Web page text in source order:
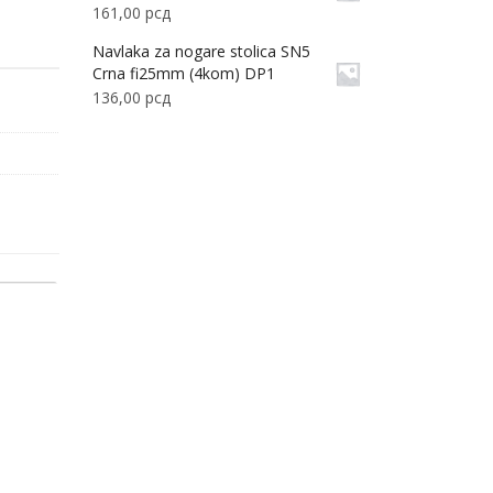
161,00 рсд
Navlaka za nogare stolica SN5
Crna fi25mm (4kom) DP1
136,00 рсд